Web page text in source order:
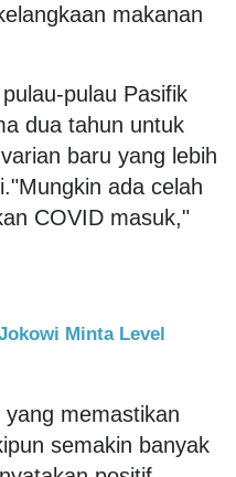
makanan
pulau Pasifik
dua tahun untuk
baru yang lebih
ada celah
COVID masuk,"
Minta Level
memastikan
semakin banyak